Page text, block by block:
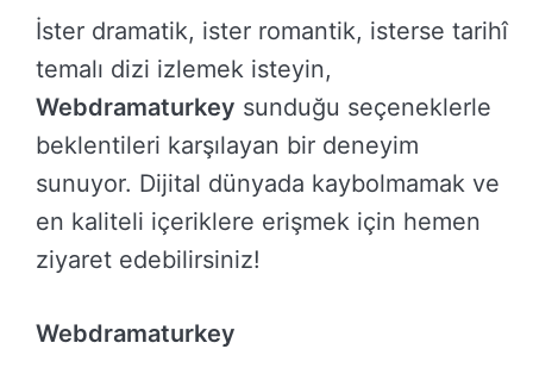
İster dramatik, ister romantik, isterse tarihî
temalı dizi izlemek isteyin,
Webdramaturkey sunduğu seçeneklerle
beklentileri karşılayan bir deneyim
sunuyor. Dijital dünyada kaybolmamak ve
en kaliteli içeriklere erişmek için hemen
ziyaret edebilirsiniz!
Webdramaturkey